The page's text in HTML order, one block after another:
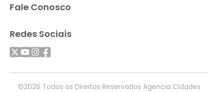
Fale Conosco
Redes Sociais
©2026 Todos os Direitos Reservados Agencia Cidades